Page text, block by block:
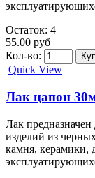
Остаток: 4
55.00 руб
Кол-во:
Quick View
Лак цапон
Лак
изделий из
камня, керамики,